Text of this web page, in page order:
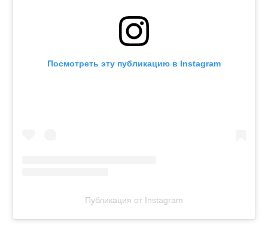
Посмотреть эту публикацию в Instagram
Публикация от Instagram